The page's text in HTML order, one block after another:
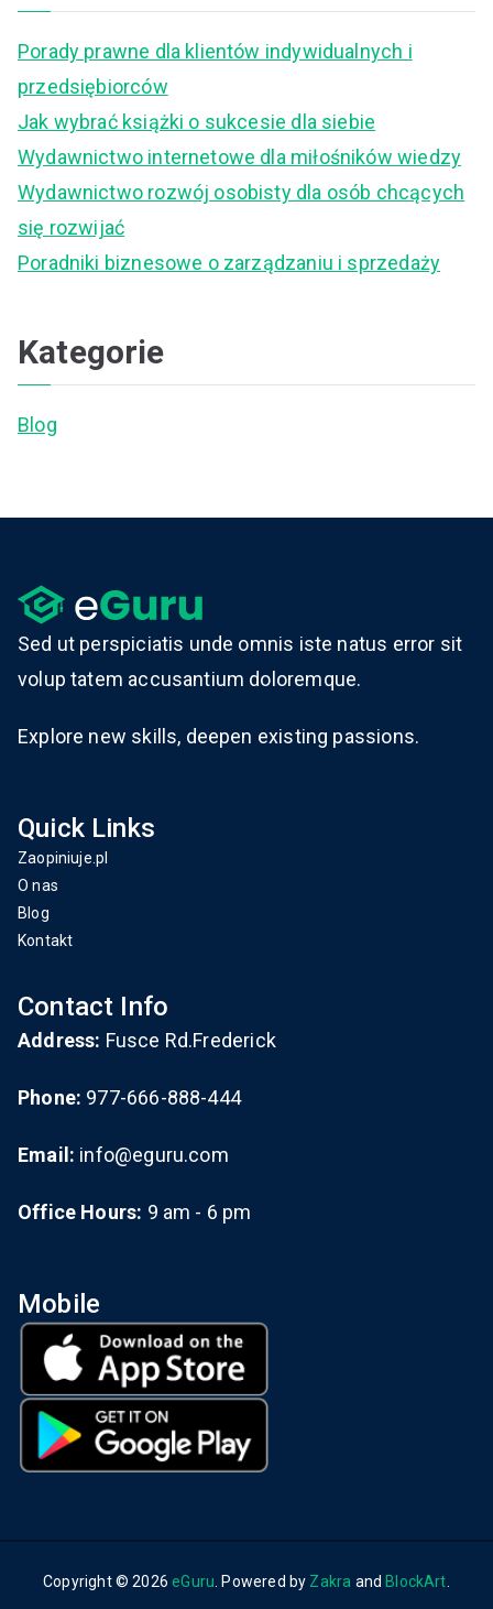
Porady prawne dla klientów indywidualnych i
przedsiębiorców
Jak wybrać książki o sukcesie dla siebie
Wydawnictwo internetowe dla miłośników wiedzy
Wydawnictwo rozwój osobisty dla osób chcących
się rozwijać
Poradniki biznesowe o zarządzaniu i sprzedaży
Kategorie
Blog
Sed ut perspiciatis unde omnis iste natus error sit
volup tatem accusantium doloremque.
Explore new skills, deepen existing passions.
Quick Links
Zaopiniuje.pl
O nas
Blog
Kontakt
Contact Info
Address: Fusce Rd.Frederick
Phone: 977-666-888-444
Email: info@eguru.com
Office Hours: 9 am - 6 pm
Mobile
Copyright © 2026eGuru . Powered by Zakra andBlockArt